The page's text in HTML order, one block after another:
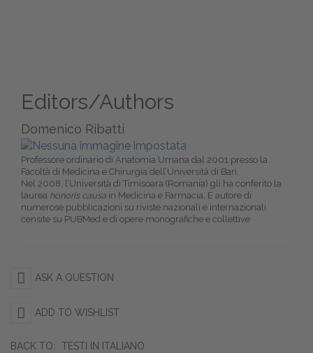
Editors/Authors
Domenico Ribatti
Professore ordinario di Anatomia Umana dal 2001 presso la
Facoltà di Medicina e Chirurgia dell’Università di Bari.
Nel 2008, l’Università di Timisoara (Romania) gli ha conferito la
laurea honoris causa in Medicina e Farmacia. È autore di
numerose pubblicazioni su riviste nazionali e internazionali
censite su PUBMed e di opere monografiche e collettive
ASK A QUESTION
ADD TO WISHLIST
BACK TO: TESTI IN ITALIANO